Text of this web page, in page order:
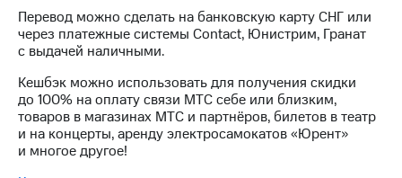
SIM-
карту
eSIM
SIM-
карта
для
при
оплате
с карты
Деньги
Выберите
и подключите
ТВ
Перевод можно сделать на банковскую карту СНГ или
через платежные системы Contact, Юнистрим, Гранат
с выдачей наличными.
Кешбэк можно использовать для получения скидки
до 100% на оплату связи МТС себе или близким,
товаров в магазинах МТС и партнёров, билетов в театр
и на концерты, аренду электросамокатов «Юрент»
и многое другое!